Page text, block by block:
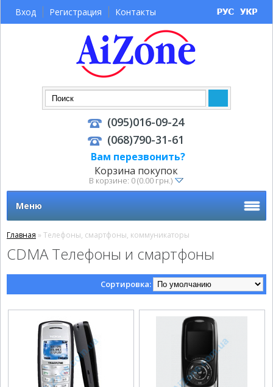
Корзина покупок
В корзине: 0 (0.00 грн.)
(095)016-09-24
(068)790-31-61
Вам перезвонить?
Вход Регистрация Контакты
Меню
Главная » Телефоны, смартфоны, коммуникаторы
CDMA Телефоны и смартфоны
Сортировка: